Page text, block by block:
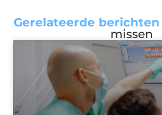
Gerelateerde berichten
missen